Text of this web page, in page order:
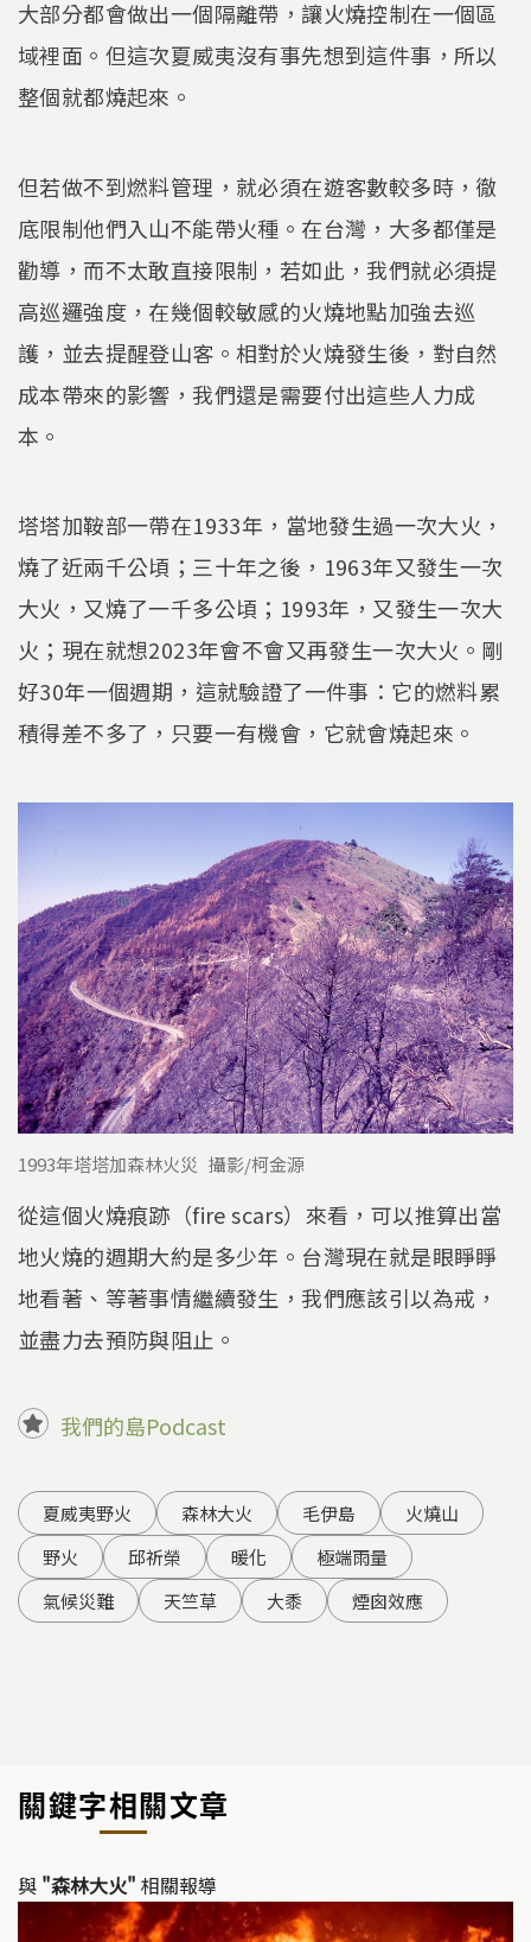
大部分都會做出一個隔離帶，讓火燒控制在一個區
域裡面。但這次夏威夷沒有事先想到這件事，所以
整個就都燒起來。
但若做不到燃料管理，就必須在遊客數較多時，徹
底限制他們入山不能帶火種。在台灣，大多都僅是
勸導，而不太敢直接限制，若如此，我們就必須提
高巡邏強度，在幾個較敏感的火燒地點加強去巡
護，並去提醒登山客。相對於火燒發生後，對自然
成本帶來的影響，我們還是需要付出這些人力成
本。
塔塔加鞍部一帶在1933年，當地發生過一次大火，
燒了近兩千公頃；三十年之後，1963年又發生一次
大火，又燒了一千多公頃；1993年，又發生一次大
火；現在就想2023年會不會又再發生一次大火。剛
好30年一個週期，這就驗證了一件事：它的燃料累
積得差不多了，只要一有機會，它就會燒起來。
1993年塔塔加森林火災 攝影/柯金源
從這個火燒痕跡（fire scars）來看，可以推算出當
地火燒的週期大約是多少年。台灣現在就是眼睜睜
地看著、等著事情繼續發生，我們應該引以為戒，
並盡力去預防與阻止。
我們的島Podcast
夏威夷野火 森林大火 毛伊島
火燒山
野火
邱祈榮 暖化
極端雨量
氣候災難
天竺草 大黍 煙囪效應
關鍵字相關文章
與 "森林大火" 相關報導